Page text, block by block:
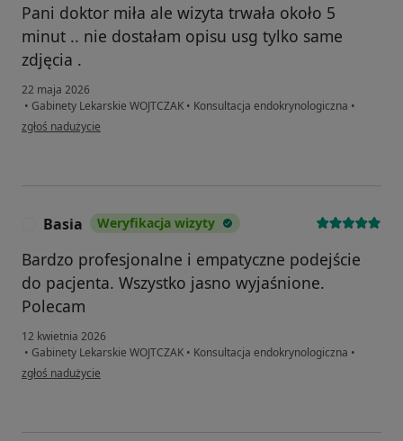
Pani doktor miła ale wizyta trwała około 5
minut .. nie dostałam opisu usg tylko same
zdjęcia .
22 maja 2026
• Gabinety Lekarskie WOJTCZAK • Konsultacja endokrynologiczna •
w opinii użytkownika Pacjent
zgłoś nadużycie
Basia Weryfikacja wizyty
Bardzo profesjonalne i empatyczne podejście
do pacjenta. Wszystko jasno wyjaśnione.
Polecam
12 kwietnia 2026
• Gabinety Lekarskie WOJTCZAK • Konsultacja endokrynologiczna •
w opinii użytkownika Basia
zgłoś nadużycie